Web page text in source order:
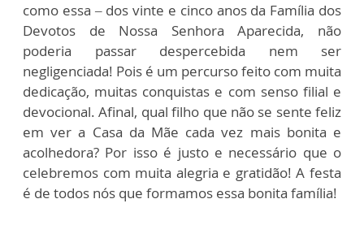
como essa – dos vinte e cinco anos da Família dos
Devotos de Nossa Senhora Aparecida, não
poderia passar despercebida nem ser
negligenciada! Pois é um percurso feito com muita
dedicação, muitas conquistas e com senso filial e
devocional. Afinal, qual filho que não se sente feliz
em ver a Casa da Mãe cada vez mais bonita e
acolhedora? Por isso é justo e necessário que o
celebremos com muita alegria e gratidão! A festa
é de todos nós que formamos essa bonita família!